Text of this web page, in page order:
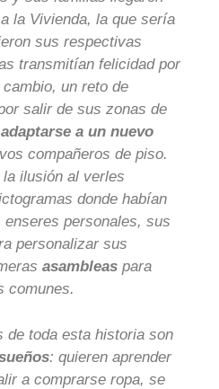
la Vivienda, la que sería
sus respectivas
transmitían felicidad por
un reto de
salir de sus zonas de
adaptarse a un nuevo
compañeros de piso.
ilusión al verles
donde habían
personales, sus
personalizar sus
asambleas para
comunes.
de toda esta historia son
: quieren aprender
a comprarse ropa, se